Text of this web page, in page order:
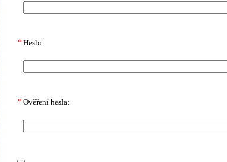
Heslo:
*
Ověření hesla:
*